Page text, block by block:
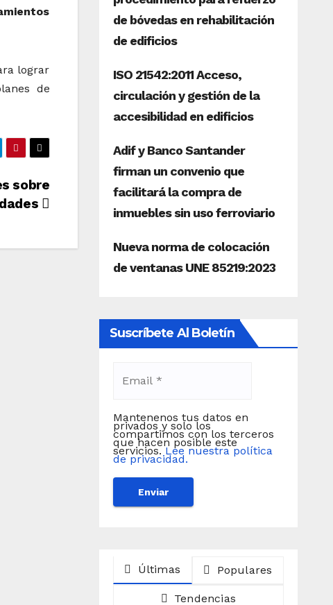
lograr
de
sobre
Suscríbete Al Boletín
Mantenenos tus datos en
privados y solo los
compartimos con los terceros
que hacen posible este
servicios. Lee nuestra política
de privacidad.
Últimas Populares
Tendencias